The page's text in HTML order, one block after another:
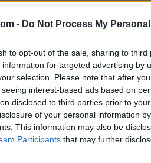
- Do Not Process My
to opt-out of the sale, sharing to
information for targeted advertising by
selection. Please note that after
interest-based ads based on
disclosed to third parties prior to
of your personal information
This information may also be
Participants that may further
për mediat do të ketë